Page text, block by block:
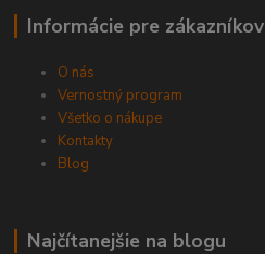
Informácie pre zákazníkov
O nás
Vernostný program
Všetko o nákupe
Kontakty
Blog
Najčítanejšie na blogu